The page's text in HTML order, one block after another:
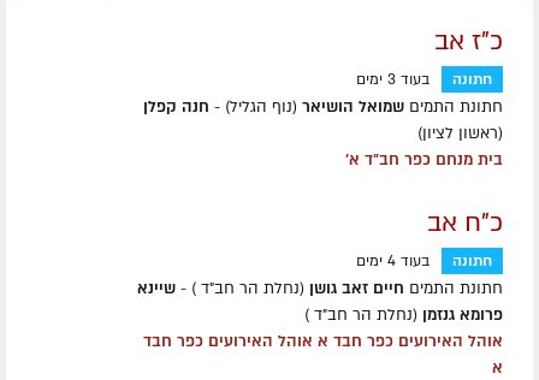
כ"ז אב
חתונה בעוד 3 ימים
חתונת התמים שמואל הושיאר (נוף הגליל) - חנה קפלן
(ראשון לציון)
בית מנחם כפר חב"ד א'
כ"ח אב
חתונה בעוד 4 ימים
חתונת התמים חיים זאב גושן (נחלת הר חב"ד ) - שיינא
פרומא גנזמן (נחלת הר חב"ד )
אוהל האירועים כפר חבד א אוהל האירועים כפר חבד
א